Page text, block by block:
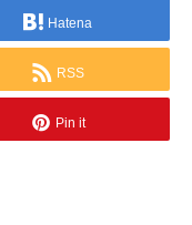
Hatena
RSS
Pin it